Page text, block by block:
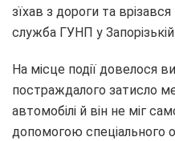
зїхав з дороги та
служба ГУНП у Запорізькій
На місце події довелося
постраждалого затисло
автомобілі й він не міг
допомогою спеціального